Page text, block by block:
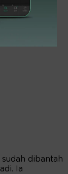
dibantah
Ia